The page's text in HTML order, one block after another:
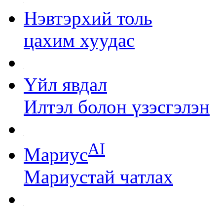
Нэвтэрхий толь
цахим хуудас
Үйл явдал
Илтэл болон үзэсгэлэн
МариусAI
Мариустай чатлах